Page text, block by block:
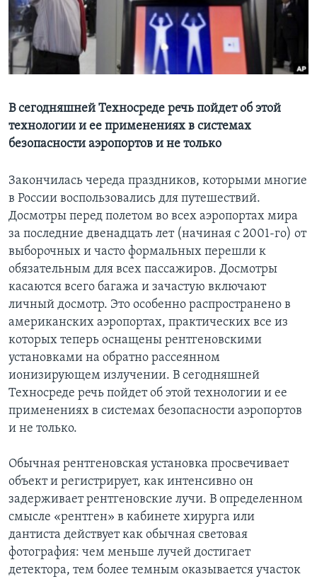
Learning English
СОЦИАЛЬНЫЕ СЕТИ
Языки
В сегодняшней Техносреде речь пойдет об этой
технологии и ее применениях в системах
безопасности аэропортов и не только
Закончилась череда праздников, которыми многие
в России воспользовались для путешествий.
Досмотры перед полетом во всех аэропортах мира
за последние двенадцать лет (начиная с 2001-го) от
выборочных и часто формальных перешли к
обязательным для всех пассажиров. Досмотры
касаются всего багажа и зачастую включают
личный досмотр. Это особенно распространено в
американских аэропортах, практических все из
которых теперь оснащены рентгеновскими
установками на обратно рассеянном
ионизирующем излучении. В сегодняшней
Техносреде речь пойдет об этой технологии и ее
применениях в системах безопасности аэропортов
и не только.
Обычная рентгеновская установка просвечивает
объект и регистрирует, как интенсивно он
задерживает рентгеновские лучи. В определенном
смысле «рентген» в кабинете хирурга или
дантиста действует как обычная световая
фотография: чем меньше лучей достигает
детектора, тем более темным оказывается участок